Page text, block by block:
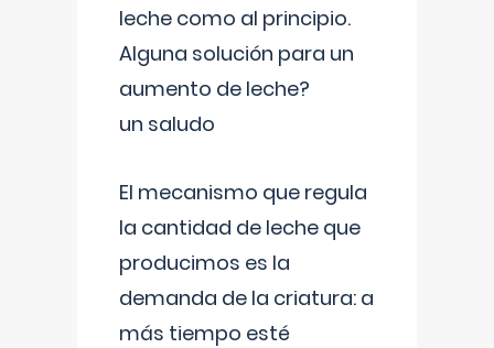
leche como al principio.
Alguna solución para un
aumento de leche?
un saludo
El mecanismo que regula
la cantidad de leche que
producimos es la
demanda de la criatura: a
más tiempo esté